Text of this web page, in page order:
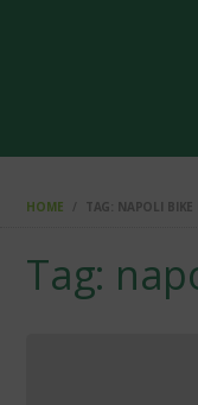
HOME TAG: NAPOLI BIKE
Tag: